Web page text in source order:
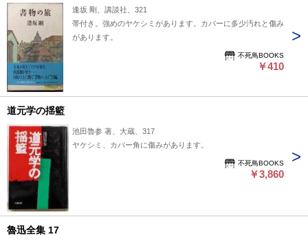
逢坂 剛、講談社、321
帯付き。強めのヤケシミがあります。カバーに多少汚れと傷み
があります。
不死鳥BOOKS
￥410
道元学の揺籃
池田魯参 著、大蔵、317
ヤケシミ、カバー角に傷みがあります。
不死鳥BOOKS
￥3,860
魯迅全集 17